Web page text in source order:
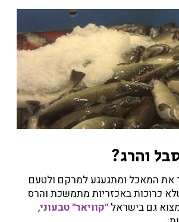
והרג?
את המאכל ומתגעגע למרקם ולטעם
כרוכות באכזריות מתמשכת והרס
גם בישראל "קוויאר" טבעוני,